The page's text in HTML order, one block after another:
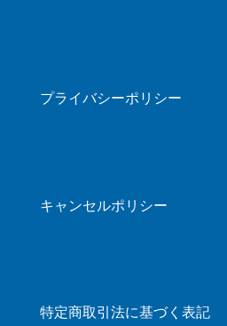
プライバシーポリシー
キャンセルポリシー
特定商取引法に基づく表記